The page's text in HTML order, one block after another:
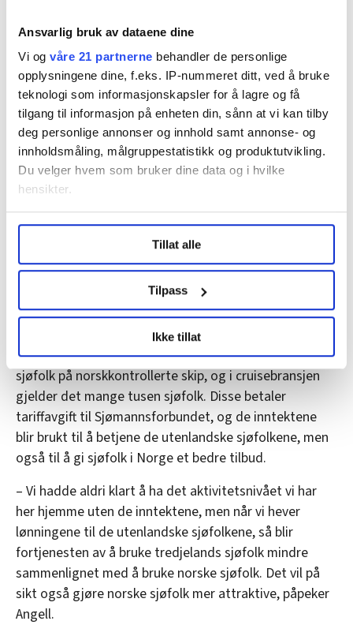
Ansvarlig bruk av dataene dine
Vi og våre 21 partnerne behandler de personlige
opplysningene dine, f.eks. IP-nummeret ditt, ved å bruke
teknologi som informasjonskapsler for å lagre og få
tilgang til informasjon på enheten din, sånn at vi kan tilby
deg personlige annonser og innhold samt annonse- og
innholdsmåling, målgruppestatistikk og produktutvikling.
Du velger hvem som bruker dine data og i hvilke
hensikter.
Undermer infokan du lese om hvordan dine personlige
data behandles og hvordan du kan velge hvordan de skal
brukes. Du kan hele tiden endre eller trekke tilbake ditt
samtykke fra erklæringen om informasjonskapsler.
LO Medias publikasjoner frifagbevegelse.no, hk-nytt.no
og fontene.no bruker informasjonskapsler (cookies) for å
lære hvordan våre nettsider blir brukt slik at vi tilby
relevant innhold, tilpassede annonser og utarbeide
statistikk.
Vi deler bare informasjon om hvordan du bruker
nettstedet med LO Medias egne samarbeidspartnere
innenfor analyse og annonsering. Disse er angitt i
Tillat alle
Tilpass
Ikke tillat
konferanser og kurs. Jeg hadde to barn på tre og seks
år, så det var fint å kunne slutte å reise så mye,
forteller han.
Han visste neppe da at jobben i Sjømannsforbundet
skulle føre til mer reising enn noen gang.
Prosjektstillingen ble omgjort til en fast stilling, og
etter et par år ble Angell spurt om å være med på
cruiseskips-besøk. Det ville han.
– Jobben til sjøfolkene om bord på cruiseskip var jo lik
den jeg var vant til fra «Harald» og «Ragnhild», og jeg
synes det var kjempegøy, sier han.
Gagner norske sjøfolk
Forbundet forhandler tariffavtaler for utenlandske
sjøfolk på norskkontrollerte skip, og i cruisebransjen
gjelder det mange tusen sjøfolk. Disse betaler
tariffavgift til Sjømannsforbundet, og de inntektene
blir brukt til å betjene de utenlandske sjøfolkene, men
også til å gi sjøfolk i Norge et bedre tilbud.
– Vi hadde aldri klart å ha det aktivitetsnivået vi har
her hjemme uten de inntektene, men når vi hever
lønningene til de utenlandske sjøfolkene, så blir
fortjenesten av å bruke tredjelands sjøfolk mindre
sammenlignet med å bruke norske sjøfolk. Det vil på
sikt også gjøre norske sjøfolk mer attraktive, påpeker
Angell.